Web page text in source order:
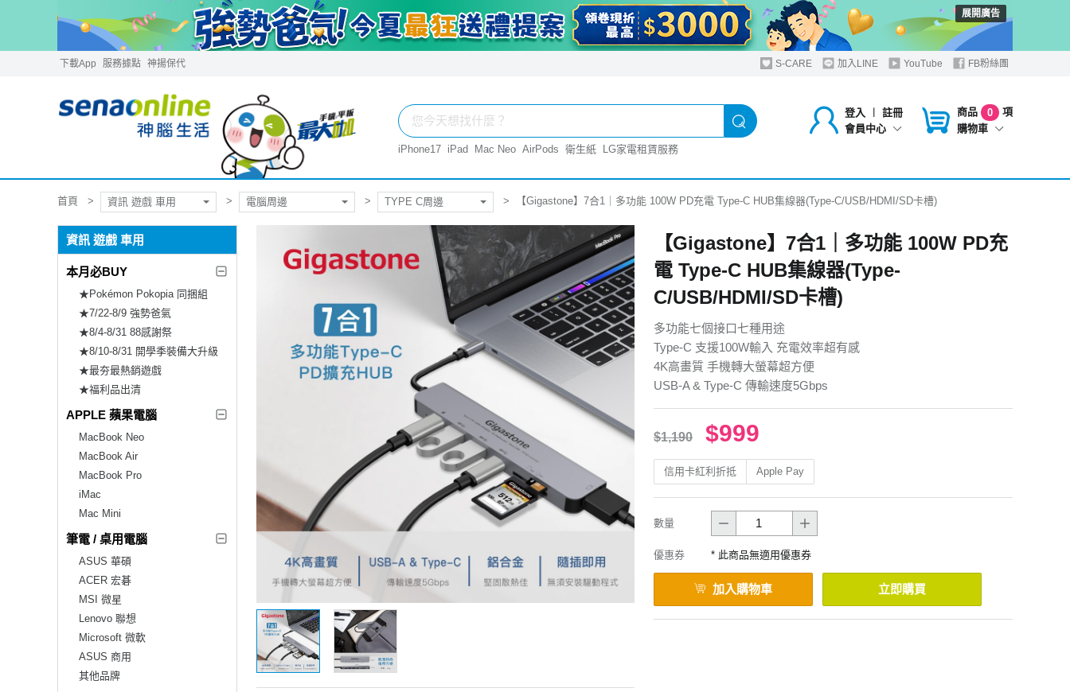
展開廣告
下載App 服務據點 神揚保代 S-CARE 加入LINE YouTube FB粉絲團
登入 ︱
註冊
會員中心
商品 0
項
購物車
iPhone17 iPad Mac Neo AirPods 衛生紙 LG家電租賃服務
首頁 資訊 遊戲 車用 電腦周邊 TYPE C周邊 【Gigastone】7合1｜多功能 100W PD充電 Type-C HUB集線器(Type-C/USB/HDMI/SD卡槽)
資訊 遊戲 車用
本月必BUY
★Pokémon Pokopia 同捆組
★7/22-8/9 強勢爸氣
★8/4-8/31 88感謝祭
★8/10-8/31 開學季裝備大升級
★最夯最熱銷遊戲
★福利品出清
APPLE 蘋果電腦
MacBook Neo
MacBook Air
MacBook Pro
iMac
Mac Mini
筆電 / 桌用電腦
ASUS 華碩
ACER 宏碁
MSI 微星
Lenovo 聯想
Microsoft 微軟
ASUS 商用
其他品牌
【Gigastone】7合1｜多功能 100W PD充
電 Type-C HUB集線器(Type-
C/USB/HDMI/SD卡槽)
多功能七個接口七種用途
Type-C 支援100W輸入 充電效率超有感
4K高畫質 手機轉大螢幕超方便
USB-A & Type-C 傳輸速度5Gbps
$1,190 $999
信用卡紅利折抵 Apple Pay
數量
優惠券 * 此商品無適用優惠券
加入購物車 立即購買